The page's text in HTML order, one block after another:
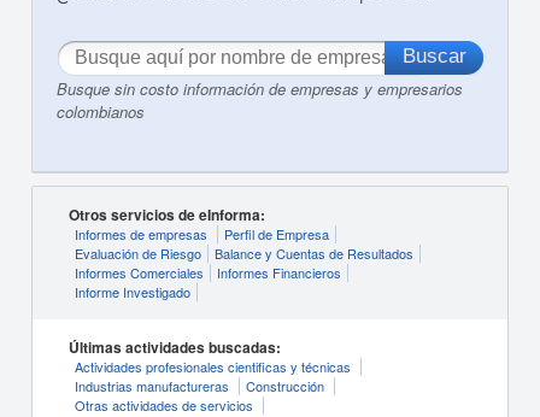
Busque sin costo información de empresas y empresarios
colombianos
Otros servicios de eInforma:
Informes de empresas
Perfil de Empresa
Evaluación de Riesgo
Balance y Cuentas de Resultados
Informes Comerciales
Informes Financieros
Informe Investigado
Últimas actividades buscadas:
Actividades profesionales cientificas y técnicas
Industrias manufactureras
Construcción
Otras actividades de servicios